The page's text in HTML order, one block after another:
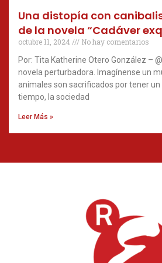
Una distopía con
de la novela “Cadáver
octubre 11, 2024
No hay comentarios
Por: Tita Katherine Otero González –
novela perturbadora. Imagínense un
animales son sacrificados por tener un
tiempo, la sociedad
Leer Más »